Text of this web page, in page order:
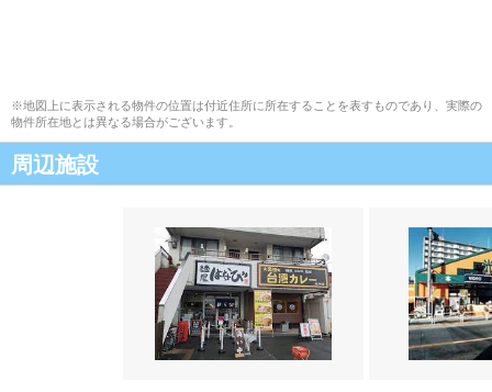
※地図上に表示される物件の位置は付近住所に所在することを表すものであり、実際の
物件所在地とは異なる場合がございます。
周辺施設